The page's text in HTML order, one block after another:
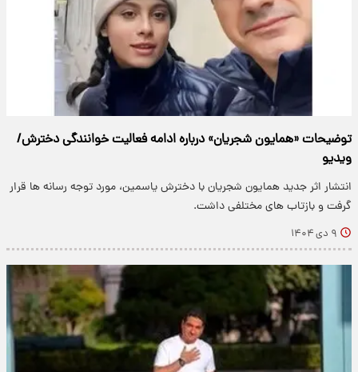
توضیحات «همایون شجریان» درباره ادامه فعالیت خوانندگی دخترش/
ویدیو
انتشار اثر جدید همایون شجریان با دخترش یاسمین، مورد توجه رسانه ها قرار
گرفت و بازتاب های مختلفی داشت.
۹ دی ۱۴۰۴